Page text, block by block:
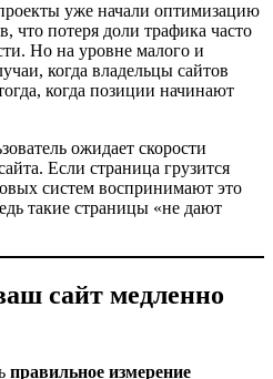
уже начали оптимизацию
что потеря доли трафика часто
Но на уровне малого и
когда владельцы сайтов
когда позиции начинают
ожидает скорости
Если страница грузится
систем воспринимают это
такие страницы «не дают
сайт медленно
правильное измерение